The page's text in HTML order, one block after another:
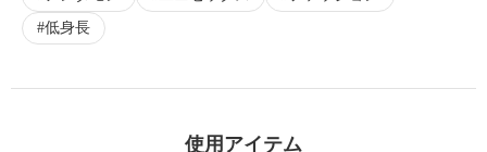
低身長
使用アイテム